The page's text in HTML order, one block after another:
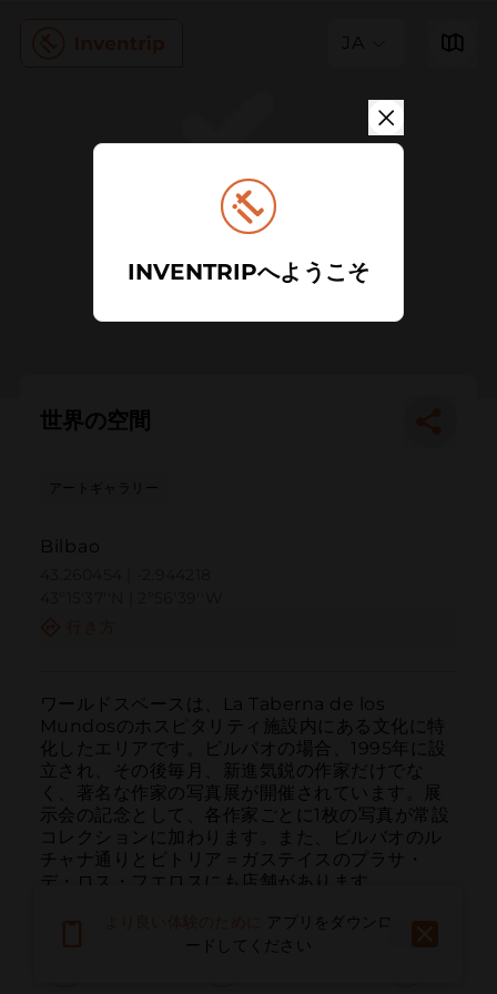
JA
世界の空間
アートギャラリー
Bilbao
ワールドスペースは、La Taberna de los
Mundosのホスピタリティ施設内にある文化に特
化したエリアです。ビルバオの場合、1995年に設
立され、その後毎月、新進気鋭の作家だけでな
く、著名な作家の写真展が開催されています。展
示会の記念として、各作家ごとに1枚の写真が常設
コレクションに加わります。また、ビルバオのル
チャナ通りとビトリア＝ガステイスのプラサ・
デ・ロス・フエロスにも店舗があります。
アプリをダウンロ
ードしてください
INVENTRIPへようこそ